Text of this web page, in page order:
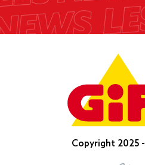
Copyright 2025